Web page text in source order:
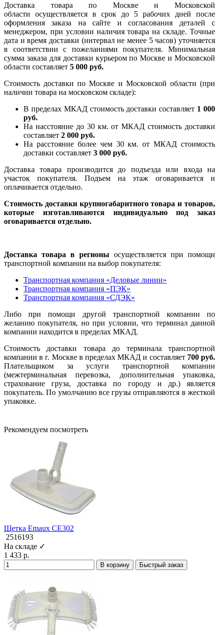
Доставка товара по Москве и Московской
области осуществляется в срок до 5 рабочих дней после
оформления заказа на сайте и согласования деталей с
менеджером, при условии наличия товара на складе. Точные
дата и время доставки (интервал не менее 5 часов) уточняется
в соответствии с пожеланиями покупателя. Минимальная
сумма заказа для доставки курьером по Москве и Московской
области составляет 5 000 руб.
Стоимость доставки по Москве и Московской области (при
наличии товара на московском складе):
В пределах МКАД стоимость доставки составляет 1 000
руб.
На насcтояние до 30 км. от МКАД стоимость доставки
составляет 2 000 руб.
На расстояние более чем 30 км. от МКАД стоимость
доставки составляет 3 000 руб.
Доставка товара производится до подъезда или входа на
участок покупателя. Подъем на этаж оговаривается и
оплачивается отдельно.
Стоимость доставки крупногабаритного товара и товаров,
которые изготавливаются индивидуально под заказ
оговаривается отдельно.
Доставка товара в регионы осуществляется при помощи
транспортной компании на выбор покупателя:
Транспортная компания «Деловые линии»
Транспортная компания «ПЭК»
Транспортная компания «СДЭК»
Либо при помощи другой транспортной компании по
желанию покупателя, но при условии, что терминал данной
компании находится в пределах МКАД.
Стоимость доставки товара до терминала транспортной
компании в г. Москве в пределах МКАД и составляет 700 руб.
Плательщиком за услуги транспортной компании
(межтерминальная перевозка, дополнительная упаковка,
страхование груза, доставка по городу и др.) является
покупатель. По умолчанию все грузы отправляются в жесткой
упаковке.
Рекомендуем посмотреть
Щетка Emaux CE302
2516193
На складе ✓
1 433 р.
В корзину Быстрый заказ